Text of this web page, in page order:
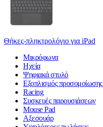
Θήκες-πληκτρολόγιο για iPad
Μικρόφωνα
Ηχεία
Ψηφιακά στυλό
Εξοπλισμός προσομοίωσης
Racing
Συσκευές παρουσιάσεων
Mouse Pad
Αξεσουάρ